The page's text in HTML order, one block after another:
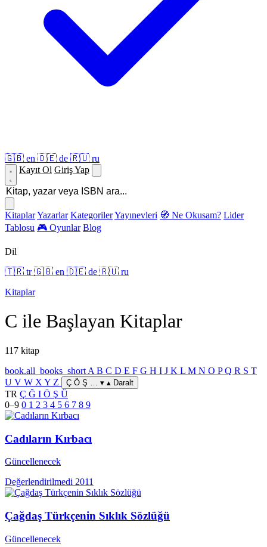
🇬🇧 en 🇩🇪 de 🇷🇺 ru
Kayıt Ol Giriş Yap
KitaplarYazarlar KategorilerYayınevleri 🧭 Ne Okusam? Lider
Tablosu 🎮 Oyunlar Blog
Dil
🇹🇷 tr 🇬🇧 en 🇩🇪 de 🇷🇺 ru
Kitaplar
C ile Başlayan Kitaplar
117 kitap
book.all_books_short A B C D E F G H I J K L M N O PQ R S T
U V W X Y Z Ç Ö Ş … ▾ ▴ Daralt
TR Ç Ğ I Ö Ş Ü
0–9 0 1 2 3 4 5 6 7 8 9
Cadıların Kırbacı
Güncellenecek
Değerlendirilmedi 2011
Çağdaş Türkçenin Sıklık Sözlüğü
Güncellenecek